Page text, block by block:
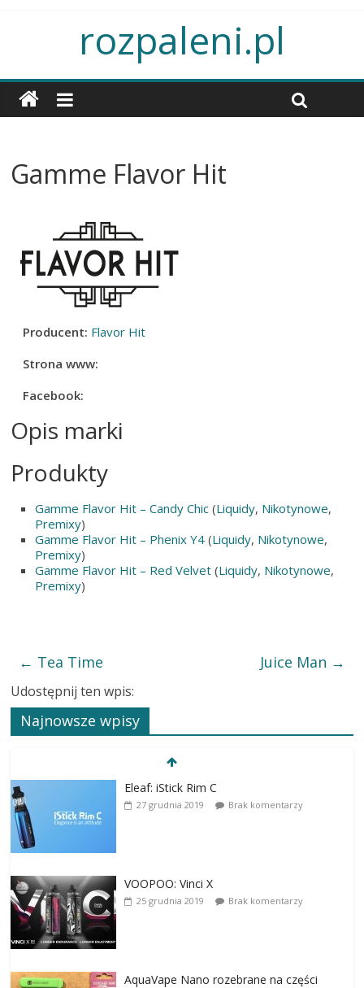
rozpaleni.pl
Gamme Flavor Hit
Producent: Flavor Hit
Strona www:
Facebook:
Opis marki
Produkty
Gamme Flavor Hit – Candy Chic (Liquidy, Nikotynowe,
Premixy)
Gamme Flavor Hit – Phenix Y4 (Liquidy, Nikotynowe,
Premixy)
Gamme Flavor Hit – Red Velvet (Liquidy, Nikotynowe,
Premixy)
← Tea Time Juice Man →
Udostępnij ten wpis:
Najnowsze wpisy
Eleaf: iStick Rim C
27 grudnia 2019 Brak komentarzy
VOOPOO: Vinci X
25 grudnia 2019 Brak komentarzy
AquaVape Nano rozebrane na części